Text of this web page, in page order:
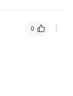
1.9%
0